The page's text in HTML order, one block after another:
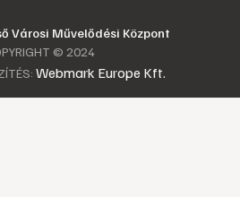
Városi Művelődési Központ
© 2024
Webmark Europe Kft.